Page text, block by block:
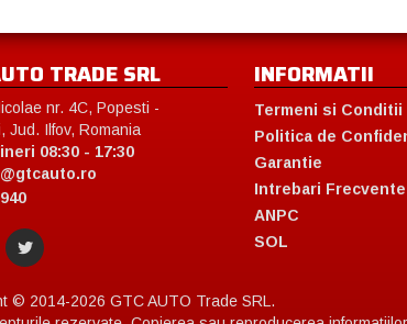
TRADE SRL
nr. 4C, Popesti -
Jud. Ilfov, Romania
08:30 - 17:30
INFORMATII
Termeni si Conditii
Politica de
Garantie
Intrebari Frecvente
ANPC
SOL
© 2014-2026 GTC AUTO Trade SRL.